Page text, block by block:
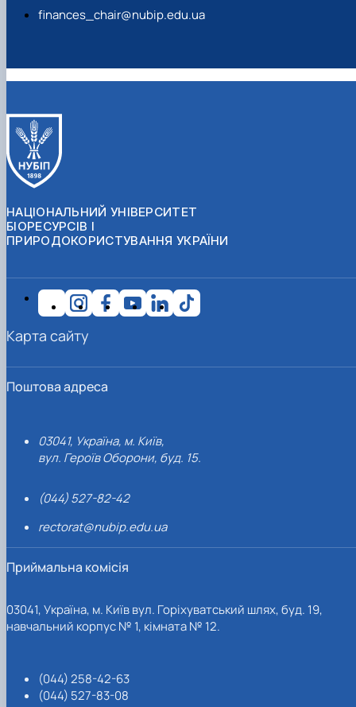
finances_chair@nubip.edu.ua
НАЦІОНАЛЬНИЙ УНІВЕРСИТЕТ
БІОРЕСУРСІВ І
ПРИРОДОКОРИСТУВАННЯ УКРАЇНИ
Поштова адреса
03041, Україна, м. Київ,
вул. Героїв Оборони, буд. 15.
(044) 527-82-42
rectorat@nubip.edu.ua
Приймальна комісія
03041, Україна, м. Київ вул. Горіхуватський шлях, буд. 19,
навчальний корпус № 1, кімната № 12.
(044) 258-42-63
(044) 527-83-08
Карта сайту